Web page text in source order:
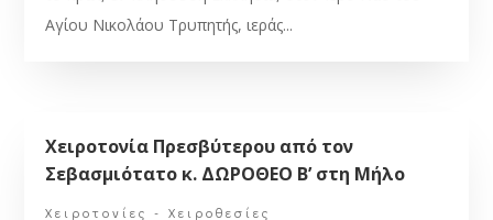
Αγίου Νικολάου Τρυπητής, ιεράς...
Χειροτονία Πρεσβύτερου από τον
Σεβασμιότατο κ. ΔΩΡΟΘΕΟ Β’ στη Μήλο
Χειροτονίες - Χειροθεσίες